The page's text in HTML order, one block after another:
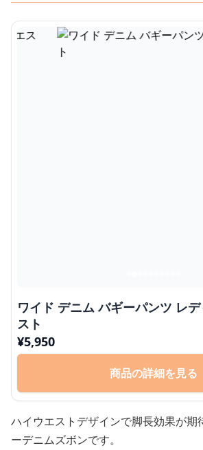
ワイド デニム バギーパンツ レ
スト
¥5,950
商品の詳細を見る
ハイウエストデザインで脚長効果が期
ーデニムズボンです。